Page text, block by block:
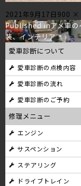
Posted
on
2021年9月17日 Full
size
900 ×
投
稿
ナ
ビ
ゲ
ー
シ
ョ
ン
Published inアメ車
装、インテリア
愛車診断について
愛車診断の点検内容
愛車診断の流れ
愛車診断のご予約
修理メニュー
エンジン
サスペンション
ステアリング
ドライブトレイン